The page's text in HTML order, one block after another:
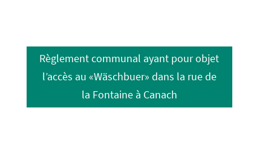
Règlement communal ayant pour objet
l’accès au «Wäschbuer» dans la rue de
la Fontaine à Canach